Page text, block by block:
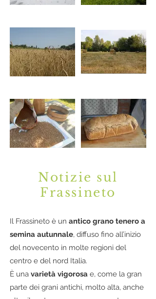
Notizie sul
Frassineto
Il Frassineto è un antico grano tenero a
semina autunnale, diffuso fino all’inizio
del novecento in molte regioni del
centro e del nord Italia.
È una varietà vigorosa e, come la gran
parte dei grani antichi, molto alta, anche